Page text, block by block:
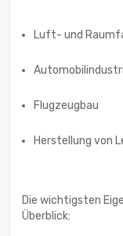
Luft- und
Flugzeugbau
Herstellung von
Die wichtigsten
Überblick: